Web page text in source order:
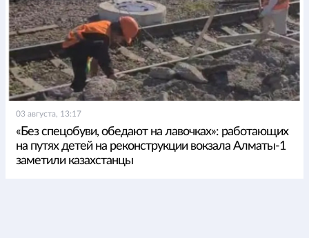
03 августа, 13:17
«Без спецобуви, обедают на лавочках»: работающих
на путях детей на реконструкции вокзала Алматы-1
заметили казахстанцы